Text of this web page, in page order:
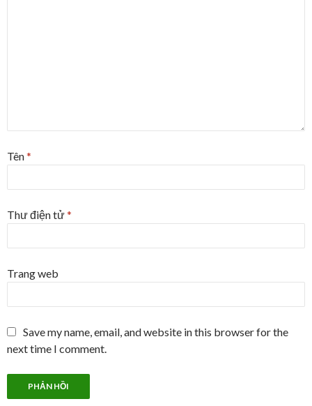
Tên*
Thư điện tử*
Trang web
Save my name, email, and website in this browser for the
next time I comment.